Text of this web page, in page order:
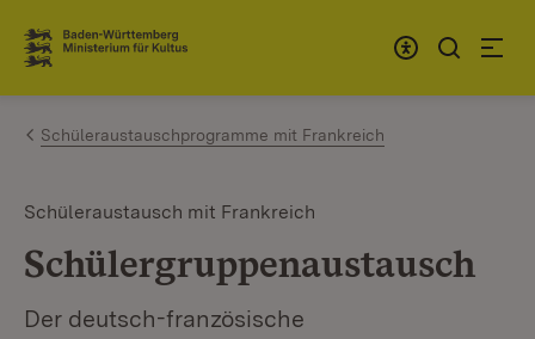
Zum Inhalt springen
Link zur Startseite
Schüleraustauschprogramme mit Frankreich
Schüleraustausch mit Frankreich
Schülergruppenaustausch
Der deutsch-französische